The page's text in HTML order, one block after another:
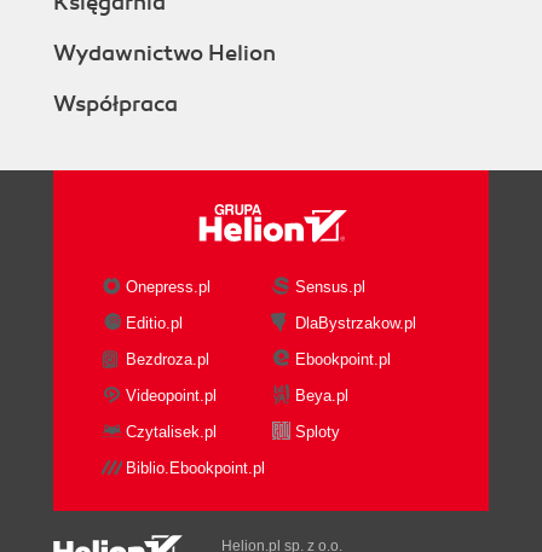
Wydawnictwo Helion
Współpraca
Onepress.pl
Sensus.pl
Editio.pl
DlaBystrzakow.pl
Bezdroza.pl
Ebookpoint.pl
Videopoint.pl
Beya.pl
Czytalisek.pl
Sploty
Biblio.Ebookpoint.pl
Helion.pl sp. z o.o.